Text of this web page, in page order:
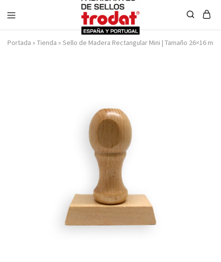
Sellos
Trodat
Portada » Tienda » Sello de Madera Rectangular Mini | Tamaño 26×16 mm